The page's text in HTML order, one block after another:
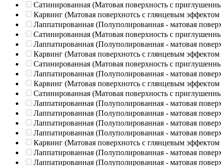
Сатинированная (Матовая поверхность с
Карвинг (Матовая поверхнотсь с глянцевым эффектом
Лаппатированная (Полуполированная - матовая
Сатинированная (Матовая поверхность с
Лаппатированная (Полуполированная - матовая
Карвинг (Матовая поверхнотсь с глянцевым эффектом
Сатинированная (Матовая поверхность с
Лаппатированная (Полуполированная - матовая
Карвинг (Матовая поверхнотсь с глянцевым эффектом
Сатинированная (Матовая поверхность с
Лаппатированная (Полуполированная - матовая
Лаппатированная (Полуполированная - матовая
Лаппатированная (Полуполированная - матовая
Лаппатированная (Полуполированная - матовая
Карвинг (Матовая поверхнотсь с глянцевым эффектом
Лаппатированная (Полуполированная - матовая
Лаппатированная (Полуполированная - матовая